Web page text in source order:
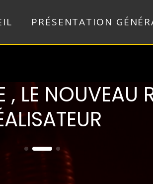
PRÉSENTATION
LE NOUVEAU